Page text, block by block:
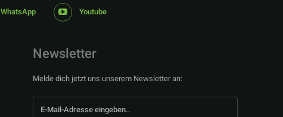
WhatsApp Youtube
Newsletter
Melde dich jetzt uns unserem Newsletter an: